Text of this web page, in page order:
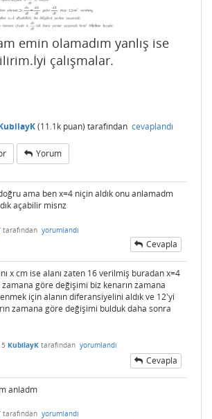
emin olamadım yanlış ise
çalışmalar.
(11.1k puan) tarafından cevaplandı
Yorum
ama ben x=4 niçin aldık onu anlamadm
açabilir misnz
tarafından yorumlandı
Cevapla
x cm ise alanı zaten 16 verilmiş buradan x=4
zamana göre değişimi biz kenarın zamana
için alanın diferansiyelini aldık ve 12'yi
zamana göre değişimi bulduk daha sonra
KubilayK tarafından yorumlandı
Cevapla
anladm
tarafından yorumlandı